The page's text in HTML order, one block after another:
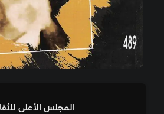
المجلس الأعلى